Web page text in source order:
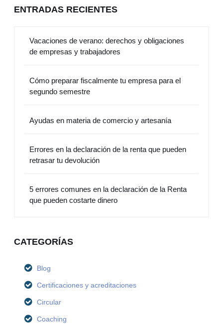
ENTRADAS RECIENTES
Vacaciones de verano: derechos y obligaciones
de empresas y trabajadores
Cómo preparar fiscalmente tu empresa para el
segundo semestre
Ayudas en materia de comercio y artesanía
Errores en la declaración de la renta que pueden
retrasar tu devolución
5 errores comunes en la declaración de la Renta
que pueden costarte dinero
CATEGORÍAS
Blog
Certificaciones y acreditaciones
Circular
Coaching